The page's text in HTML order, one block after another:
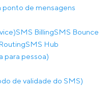
de mensagens
SMS BillingSMS Bounce
SMS Hub
para pessoa)
de validade do SMS)